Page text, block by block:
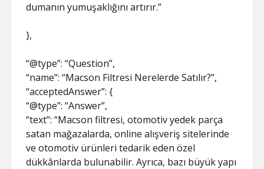
dumanın yumuşaklığını artırır.”
},
“@type”: “Question”,
“name”: “Macson Filtresi Nerelerde Satılır?”,
“acceptedAnswer”: {
“@type”: “Answer”,
“text”: “Macson filtresi, otomotiv yedek parça
satan mağazalarda, online alışveriş sitelerinde
ve otomotiv ürünleri tedarik eden özel
dükkânlarda bulunabilir. Ayrıca, bazı büyük yapı